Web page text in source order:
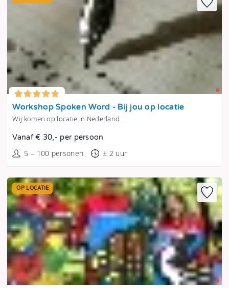
Tonen
Workshop Spoken Word - Bij jou op locatie
Wij komen op locatie in Nederland
Vanaf € 30,- per persoon
5 – 100 personen ± 2 uur
OP LOCATIE